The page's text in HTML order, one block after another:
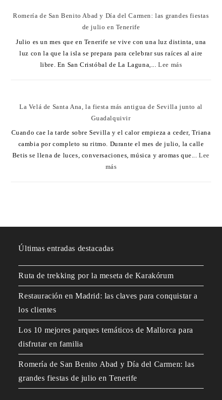
Romería de San Benito Abad y Día del Carmen: las grandes fiestas
de julio en Tenerife
Julio es un mes que en Tenerife se vive con una luz distinta, una
luz con la que la isla se prepara para celebrar sus raíces al aire
libre. En San Cristóbal de La Laguna,...Lee más
La Velá de Santa Ana, la fiesta más antigua de Sevilla junto al
Guadalquivir
Cuando cae la tarde sobre Sevilla y el calor empieza a ceder, Triana
cambia por completo su ritmo. Durante el mes de julio, la calle
Betis se llena de luces, conversaciones, música y aromas que...Lee
más
Últimas entradas destacadas
Ruta de trekking por la meseta de Karakórum
Restauración en Madrid: las claves para conquistar a
los clientes
Los 10 mejores parques temáticos de Mallorca para
disfrutar en familia
Romería de San Benito Abad y Día del Carmen: las
grandes fiestas de julio en Tenerife